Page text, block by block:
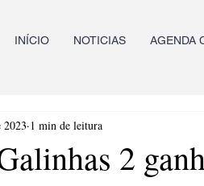
INÍCIO NOTICIAS AGENDA
2
2023 1 min de leitura